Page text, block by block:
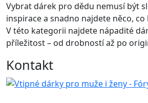
Vybrat dárek pro dědu nemusí být
inspirace a snadno najdete něco,
V této kategorii najdete nápadité
příležitost – od drobností až po
Kontakt